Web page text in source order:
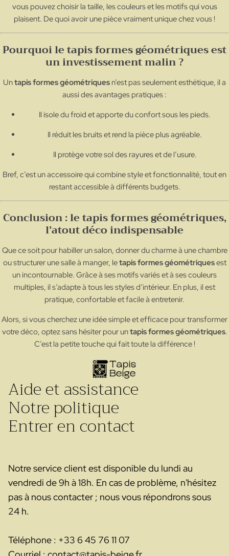
vous pouvez choisir la taille, les couleurs et les motifs qui vous
plaisent. De quoi avoir une pièce vraiment unique chez vous !
Pourquoi le tapis formes géométriques est
un investissement malin ?
Untapis formes géométriques n’est pas seulement esthétique, il a
aussi des avantages pratiques :
Il isole du froid et apporte du confort sous les pieds.
Il réduit les bruits et rend la pièce plus agréable.
Il protège votre sol des rayures et de l’usure.
Bref, c’est un accessoire qui combine style et fonctionnalité, tout en
restant accessible à différents budgets.
Conclusion : le tapis formes géométriques,
l’atout déco indispensable
Que ce soit pour habiller un salon, donner du charme à une chambre
ou structurer une salle à manger, letapis formes géométriquesest
un incontournable. Grâce à ses motifs variés et à ses couleurs
multiples, il s’adapte à tous les styles d’intérieur. En plus, il est
pratique, confortable et facile à entretenir.
Alors, si vous cherchez une idée simple et efficace pour transformer
votre déco, optez sans hésiter pour untapis formes géométriques.
C’est la petite touche qui fait toute la différence !
Aide et assistance
Notre politique
Entrer en contact
Notre service client est disponible du lundi au
vendredi de 9h à 18h. En cas de problème, n'hésitez
pas à nous contacter ; nous vous répondrons sous
24 h.
Téléphone : +33 6 45 76 11 07